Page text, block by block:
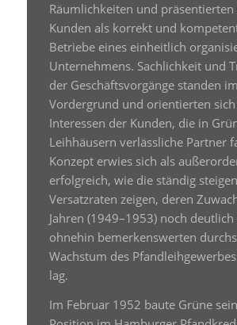
Räumlichkeiten und präsentierten
Kunden als korrekt und
Betriebe eines einheitlich
Unternehmens. Sachlichkeit und
der Geschäftsvorgänge standen im
Vordergrund und orientierten
Interessen der Kunden, die in
Leihhäusern verlässliche Partner
Konzept erwies sich als
erfolgreich, wie die ständig
Versatzraten zeigen, deren
Jahren (1949–1953) noch
ohnehin bemerkenswerten
Wachstum des
lag.
Im Februar 1952 baute Grüne